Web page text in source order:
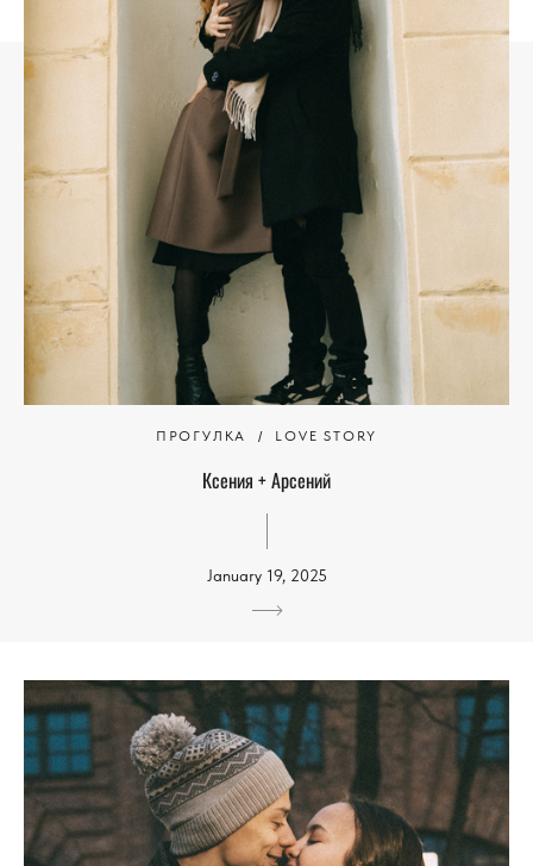
ПРОГУЛКА LOVE STORY
Ксения + Арсений
January 19, 2025